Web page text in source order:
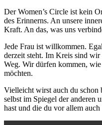
Der Women’s Circle ist kein
des Erinnerns. An unsere
Kraft. An das, was uns
Jede Frau ist willkommen.
derzeit steht. Im Kreis sind
Weg. Wir dürfen kommen,
möchten.
Vielleicht wirst auch du schon
selbst im Spiegel der anderen
hast und die du vor allem auch